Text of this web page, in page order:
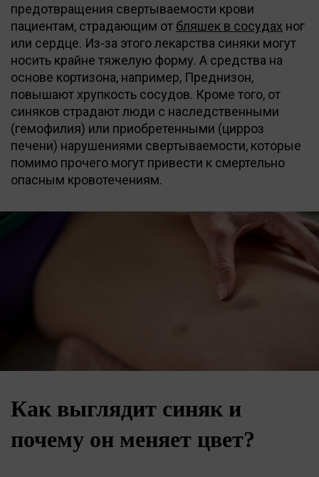
предотвращения свертываемости крови
пациентам, страдающим от бляшек в сосудах ног
или сердце. Из-за этого лекарства синяки могут
носить крайне тяжелую форму. А средства на
основе кортизона, например, Преднизон,
повышают хрупкость сосудов. Кроме того, от
синяков страдают люди с наследственными
(гемофилия) или приобретенными (цирроз
печени) нарушениями свертываемости, которые
помимо прочего могут привести к смертельно
опасным кровотечениям.
Как выглядит синяк и
почему он меняет цвет?